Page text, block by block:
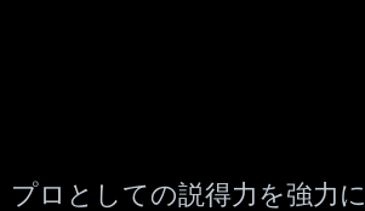
プロとしての説得力を強力